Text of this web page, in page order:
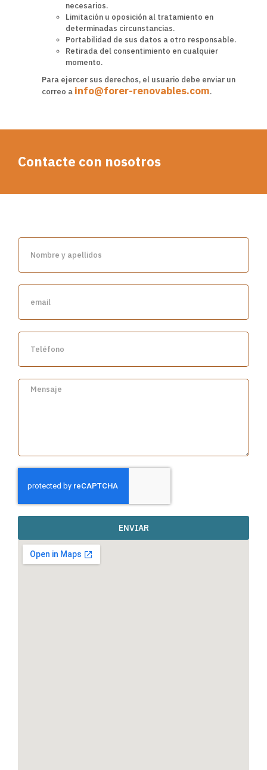
necesarios.
Limitación u oposición al tratamiento en
determinadas circunstancias.
Portabilidad de sus datos a otro responsable.
Retirada del consentimiento en cualquier
momento.
Para ejercer sus derechos, el usuario debe enviar un
correo a info@forer-renovables.com.
Contacte con nosotros
ENVIAR